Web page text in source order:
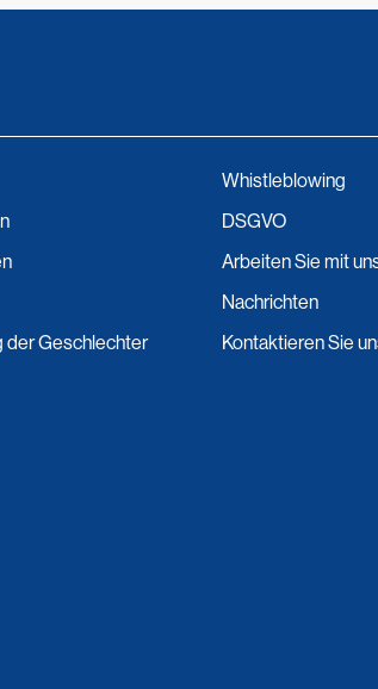
der Geschlechter
Whistleblowing
DSGVO
Arbeiten Sie mit
Nachrichten
Kontaktieren Sie